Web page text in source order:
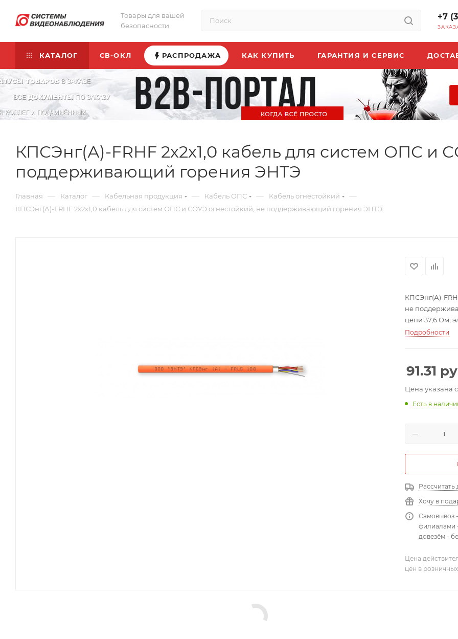
Товары для вашей
безопасности
+7
КАТАЛОГ СВ-ОКЛ РАСПРОДАЖА КАК КУПИТЬ ГАРАНТИЯ И СЕРВИС
КПСЭнг(А)-FRHF 2х2х1,0 кабель для систем ОПС и
поддерживающий горения ЭНТЭ
Главная — Каталог — Кабельная продукция — Кабель ОПС — Кабель огнестойкий —
КПСЭнг(А)-FRHF 2х2х1,0 кабель для систем ОПС и СОУЭ огнестойкий, не поддерживающий горения ЭНТЭ
КПСЭнг(А)-
не
цепи 37,6 Ом;
расчетная
Подробности
91.31
Цена указана
Есть в
Рассчитать
Хочу в
Самовывоз
филиалами
довезём -
Цена
цен в